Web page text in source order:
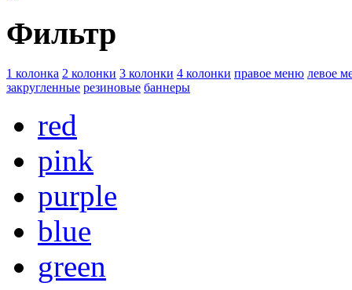
Фильтр
1 колонка 2 колонки 3 колонки 4 колонки правое меню левое
закругленные резиновые баннеры
red
pink
purple
blue
green